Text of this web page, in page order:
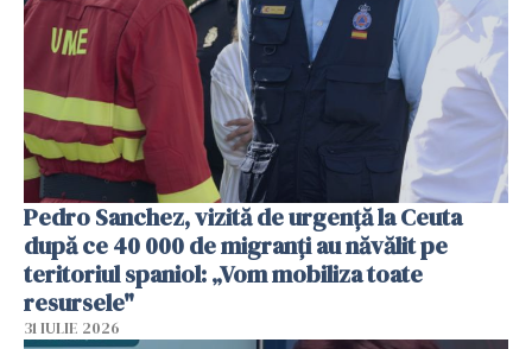
Pedro Sanchez, vizită de urgență la Ceuta
după ce 40 000 de migranți au năvălit pe
teritoriul spaniol: „Vom mobiliza toate
resursele"
31 IULIE 2026